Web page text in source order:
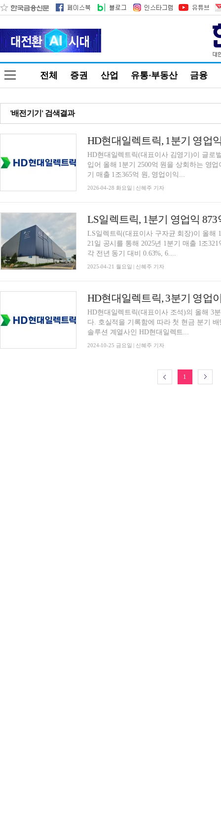
전체 증권 산업 유통·부동산 금융
'배전기기' 검색결과
HD현대일렉트릭, 1분기 영업
HD현대일렉트릭(대표이사 김영기)이 글로
입어 올해 1분기 2500억 원을 상회하는 영
기 매출 1조365억 원, 영업이익...
2026-04-28 화요일 | 신혜주 기자
LS일렉트릭, 1분기 영업익
LS일렉트릭(대표이사 구자균 회장)이 올해
21일 공시를 통해 2025년 1분기 매출 1조
각 전년 동기 대비 0.63%, 6....
2025-04-21 월요일 | 신혜주 기자
HD현대일렉트릭(대표이사 조석)의 올해 3
다. 호실적을 기록함에 따라 첫 현금 분기
솔루션 계열사인 HD현대일렉트...
2024-10-25 금요일 | 신혜주 기자
1